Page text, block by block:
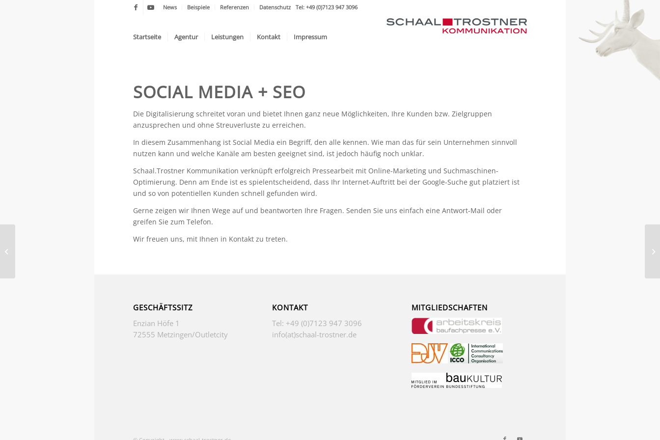
News Beispiele Referenzen Datenschutz Tel: +49 (0)7123 947 3096
Startseite Agentur Leistungen Kontakt Impressum
SOCIAL MEDIA + SEO
Die Digitalisierung schreitet voran und bietet Ihnen ganz neue Möglichkeiten, Ihre Kunden bzw. Zielgruppen
anzusprechen und ohne Streuverluste zu erreichen.
In diesem Zusammenhang ist Social Media ein Begriff, den alle kennen. Wie man das für sein Unternehmen sinnvoll
nutzen kann und welche Kanäle am besten geeignet sind, ist jedoch häufig noch unklar.
Schaal.Trostner Kommunikation verknüpft erfolgreich Pressearbeit mit Online-Marketing und Suchmaschinen-
Optimierung. Denn am Ende ist es spielentscheidend, dass Ihr Internet-Auftritt bei der Google-Suche gut platziert ist
und so von potentiellen Kunden schnell gefunden wird.
Gerne zeigen wir Ihnen Wege auf und beantworten Ihre Fragen. Senden Sie uns einfach eine Antwort-Mail oder
greifen Sie zum Telefon.
Wir freuen uns, mit Ihnen in Kontakt zu treten.
GESCHÄFTSSITZ
Enzian Höfe 1
72555 Metzingen/Outletcity
KONTAKT
Tel: +49 (0)7123 947 3096
info(at)schaal-trostner.de
MITGLIEDSCHAFTEN